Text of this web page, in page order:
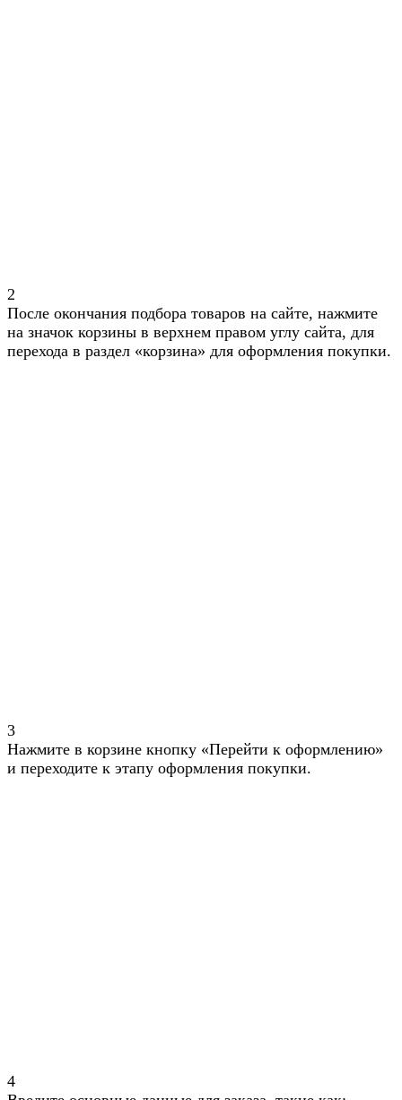
2
После окончания подбора товаров на сайте, нажмите
на значок корзины в верхнем правом углу сайта, для
перехода в раздел «корзина» для оформления покупки.
3
Нажмите в корзине кнопку «Перейти к оформлению»
и переходите к этапу оформления покупки.
4